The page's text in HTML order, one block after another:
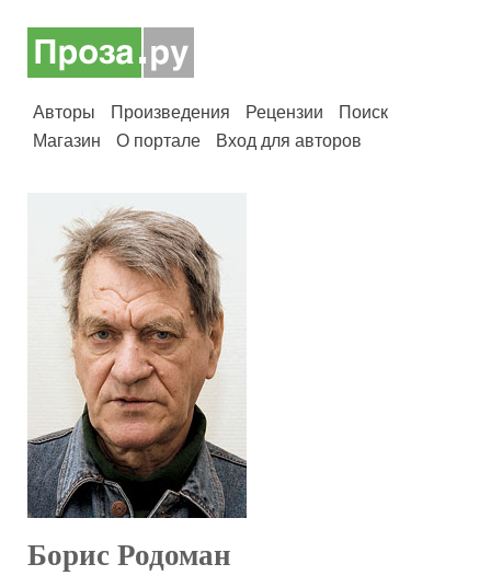
Авторы Произведения Рецензии
Поиск
Магазин
О портале Вход для авторов
Борис Родоман